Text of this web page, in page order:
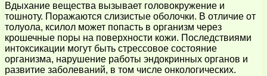
Вдыхание вещества вызывает головокружение и
тошноту. Поражаются слизистые оболочки. В отличие от
толуола, ксилол может попасть в организм через
крошечные поры на поверхности кожи. Последствиями
интоксикации могут быть стрессовое состояние
организма, нарушение работы эндокринных органов и
развитие заболеваний, в том числе онкологических.